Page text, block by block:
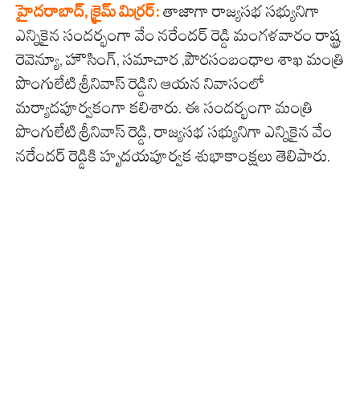
హైదరాబాద్, క్రైమ్ మిర్ర‌ర్: తాజాగా రాజ్యసభ సభ్యునిగా
ఎన్నికైన సంద‌ర్భంగా వేం నరేందర్ రెడ్డి మంగళవారం రాష్ట్ర
రెవెన్యూ, హౌసింగ్, సమాచార ,పౌరసంబంధాల శాఖ మంత్రి
పొంగులేటి శ్రీనివాస్ రెడ్డిని ఆయన నివాసంలో
మర్యాదపూర్వకంగా కలిశారు. ఈ సందర్భంగా మంత్రి
పొంగులేటి శ్రీనివాస్ రెడ్డి, రాజ్యసభ సభ్యునిగా ఎన్నికైన వేం
నరేందర్ రెడ్డికి హృదయపూర్వక శుభాకాంక్షలు తెలిపారు.